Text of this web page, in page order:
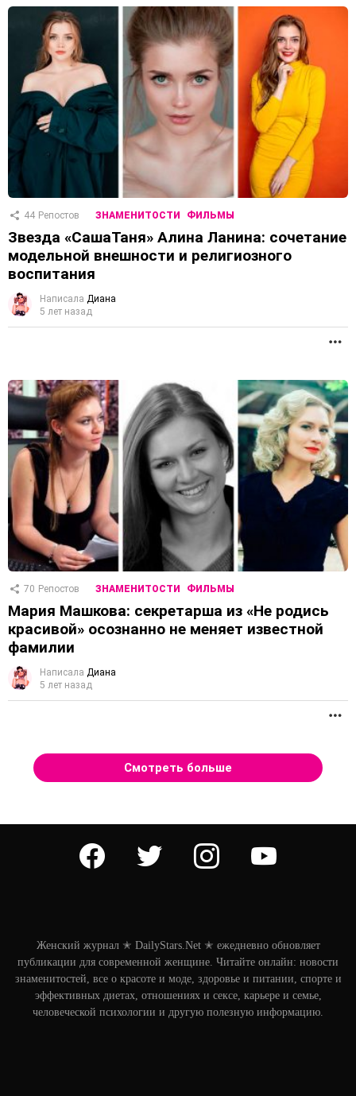
44 Репостов ЗНАМЕНИТОСТИ ФИЛЬМЫ
Звезда «СашаТаня» Алина Ланина: сочетание
модельной внешности и религиозного
воспитания
Написала Диана
5 лет назад
70 Репостов ЗНАМЕНИТОСТИ ФИЛЬМЫ
Мария Машкова: секретарша из «Не родись
красивой» осознанно не меняет известной
фамилии
Написала Диана
5 лет назад
Смотреть больше
facebook twitter instagram
Женский журнал ✭ DailyStars.Net ✭ ежедневно обновляет
публикации для современной женщине. Читайте онлайн: новости
знаменитостей, все о красоте и моде, здоровье и питании, спорте и
эффективных диетах, отношениях и сексе, карьере и семье,
человеческой психологии и другую полезную информацию.